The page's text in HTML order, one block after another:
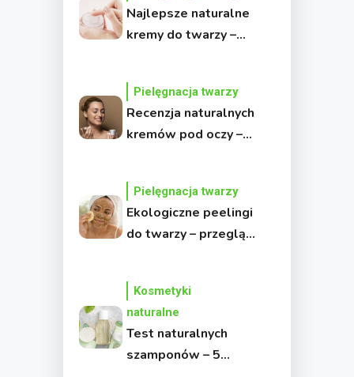
Najlepsze naturalne
kremy do twarzy –
Pielęgnacja twarzy
Recenzja naturalnych
kremów pod oczy –
Pielęgnacja twarzy
Ekologiczne peelingi
do twarzy – przegląd
Kosmetyki
naturalne
Test naturalnych
szamponów – 5